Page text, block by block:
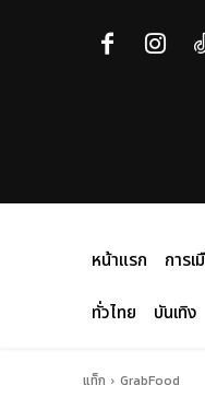
หน้าแรก การเ
ทั่วไทย
บันเทิง
แท็ก GrabFood